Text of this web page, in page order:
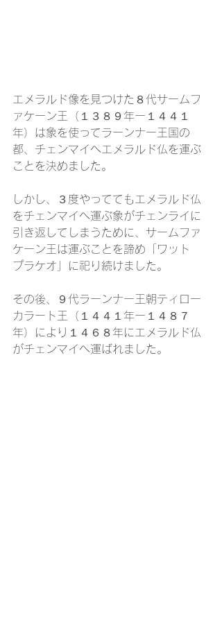
エメラルド像を見つけた８代サームフ
ァケーン王（１３８９年ー１４４１
年）は象を使ってラーンナー王国の
都、チェンマイへエメラルド仏を運ぶ
ことを決めました。
しかし、３度やっててもエメラルド仏
をチェンマイへ運ぶ象がチェンライに
引き返してしまうために、サームファ
ケーン王は運ぶことを諦め「ワット
プラケオ」に祀り続けました。
その後、９代ラーンナー王朝ティロー
カラート王（１４４１年ー１４８７
年）により１４６８年にエメラルド仏
がチェンマイへ運ばれました。